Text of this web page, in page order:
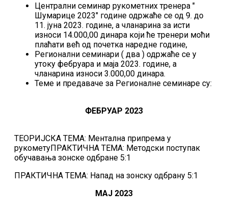
Централни семинар рукометних тренера "
Шумарице 2023" године одржаће се од 9. до
11. јуна 2023. године, а чланарина за исти
износи 14.000,00 динара који ће тренери моћи
плаћати већ од почетка наредне године,
Регионални семинари ( два ) одржаће се у
утоку фебруара и маја 2023. године, а
чланарина износи 3.000,00 динара.
Теме и предаваче за Регионалне семинаре су:
ФЕБРУАР 2023
ТЕОРИЈСКА ТЕМА: Ментална припрема у
рукометуПРАКТИЧНА ТЕМА: Методски поступак
обучавања зонске одбране 5:1
ПРАКТИЧНА ТЕМА: Напад на зонску одбрану 5:1
МАЈ 2023